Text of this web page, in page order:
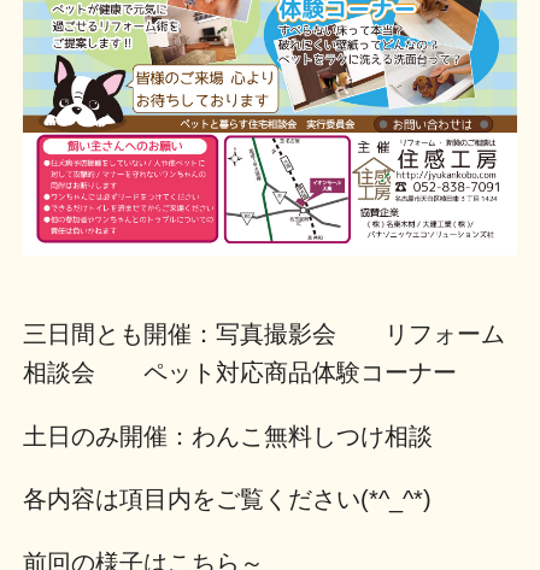
三日間とも開催：写真撮影会 リフォーム
相談会 ペット対応商品体験コーナー
土日のみ開催：わんこ無料しつけ相談
各内容は項目内をご覧ください(*^_^*)
前回の様子はこちら～